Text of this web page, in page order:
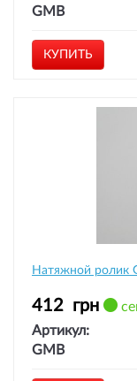
GMB
КУПИТЬ
Натяжной ролик
412 грн
Артикул:
GMB